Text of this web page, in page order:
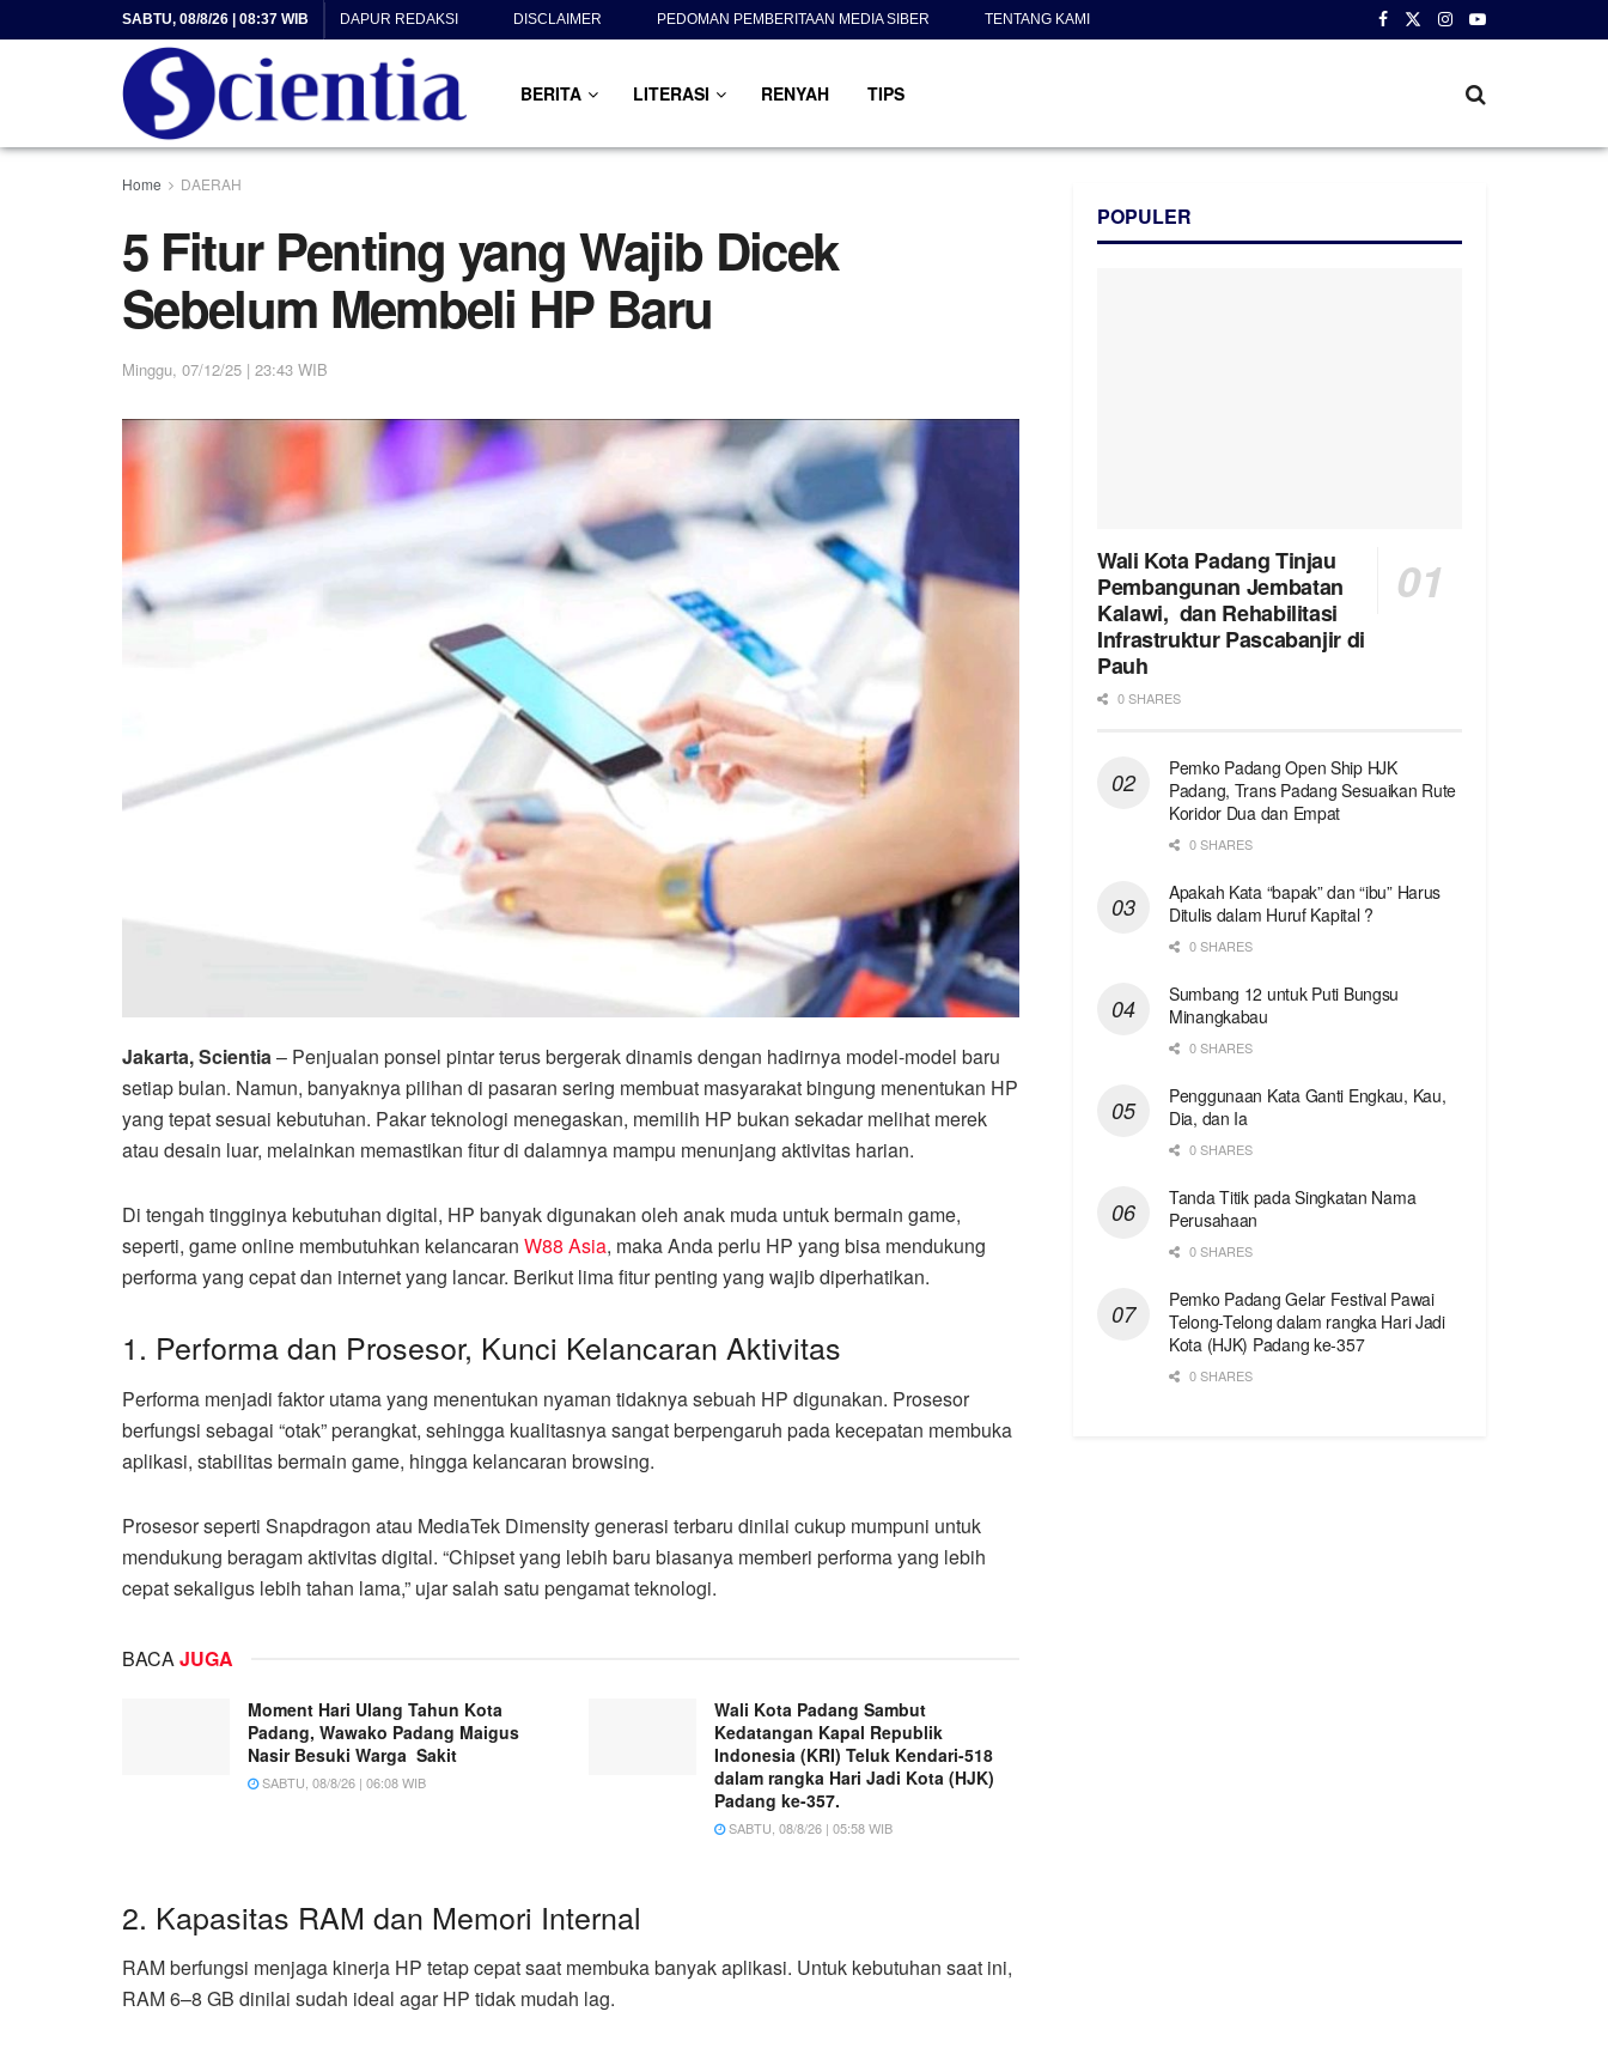
SABTU, 08/8/26 | 08:37 WIB DAPUR REDAKSI DISCLAIMER PEDOMAN PEMBERITAAN MEDIA SIBER TENTANG KAMI
BERITA LITERASI RENYAH TIPS
Home DAERAH
5 Fitur Penting yang Wajib Dicek
Sebelum Membeli HP Baru
Minggu, 07/12/25 | 23:43 WIB
Jakarta, Scientia– Penjualan ponsel pintar terus bergerak dinamis dengan hadirnya model-model baru
setiap bulan. Namun, banyaknya pilihan di pasaran sering membuat masyarakat bingung menentukan HP
yang tepat sesuai kebutuhan. Pakar teknologi menegaskan, memilih HP bukan sekadar melihat merek
atau desain luar, melainkan memastikan fitur di dalamnya mampu menunjang aktivitas harian.
Di tengah tingginya kebutuhan digital, HP banyak digunakan oleh anak muda untuk bermain game,
seperti, game online membutuhkan kelancaran W88 Asia, maka Anda perlu HP yang bisa mendukung
performa yang cepat dan internet yang lancar. Berikut lima fitur penting yang wajib diperhatikan.
1. Performa dan Prosesor, Kunci Kelancaran Aktivitas
Performa menjadi faktor utama yang menentukan nyaman tidaknya sebuah HP digunakan. Prosesor
berfungsi sebagai “otak” perangkat, sehingga kualitasnya sangat berpengaruh pada kecepatan membuka
aplikasi, stabilitas bermain game, hingga kelancaran browsing.
Prosesor seperti Snapdragon atau MediaTek Dimensity generasi terbaru dinilai cukup mumpuni untuk
mendukung beragam aktivitas digital. “Chipset yang lebih baru biasanya memberi performa yang lebih
cepat sekaligus lebih tahan lama,” ujar salah satu pengamat teknologi.
BACAJUGA
Moment Hari Ulang Tahun Kota
Padang, Wawako Padang Maigus
Nasir Besuki Warga Sakit
SABTU, 08/8/26 | 06:08 WIB
Wali Kota Padang Sambut
Kedatangan Kapal Republik
Indonesia (KRI) Teluk Kendari-518
dalam rangka Hari Jadi Kota (HJK)
Padang ke-357.
SABTU, 08/8/26 | 05:58 WIB
2. Kapasitas RAM dan Memori Internal
RAM berfungsi menjaga kinerja HP tetap cepat saat membuka banyak aplikasi. Untuk kebutuhan saat ini,
RAM 6–8 GB dinilai sudah ideal agar HP tidak mudah lag.
POPULER
Wali Kota Padang Tinjau
Pembangunan Jembatan
Kalawi, dan Rehabilitasi
Infrastruktur Pascabanjir di
Pauh
0 SHARES
Pemko Padang Open Ship HJK
Padang, Trans Padang Sesuaikan Rute
Koridor Dua dan Empat
0 SHARES
Apakah Kata “bapak” dan “ibu” Harus
Ditulis dalam Huruf Kapital ?
0 SHARES
Sumbang 12 untuk Puti Bungsu
Minangkabau
0 SHARES
Penggunaan Kata Ganti Engkau, Kau,
Dia, dan Ia
0 SHARES
Tanda Titik pada Singkatan Nama
Perusahaan
0 SHARES
Pemko Padang Gelar Festival Pawai
Telong-Telong dalam rangka Hari Jadi
Kota (HJK) Padang ke-357
0 SHARES